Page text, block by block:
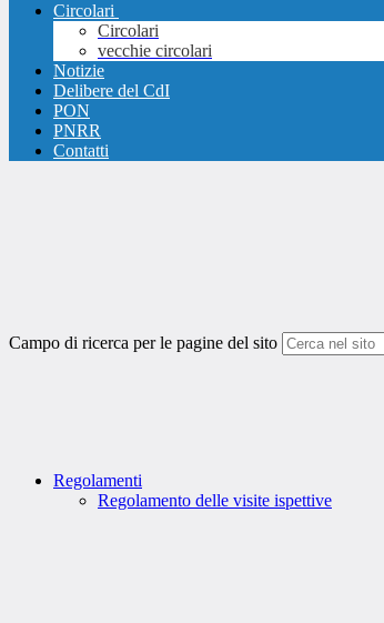
Circolari
Circolari
vecchie circolari
Notizie
Delibere del CdI
PON
PNRR
Contatti
Campo di ricerca per le pagine del sito
Regolamenti
Regolamento delle visite ispettive